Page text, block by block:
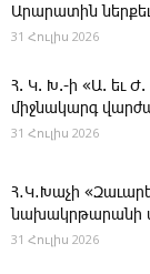
Արարատին
31 Հուլիս 2026
Հ. Կ. Խ.-ի «Ա. եւ
միջնակարգ
31 Հուլիս 2026
Հ․Կ․Խաչի
նախակրթարանի
31 Հուլիս 2026